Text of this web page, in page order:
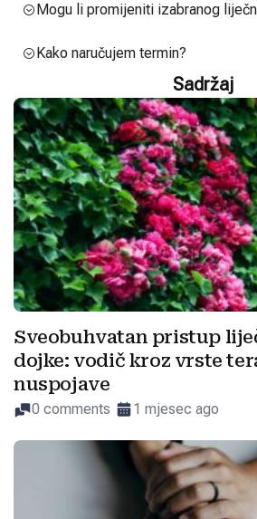
Mogu li promijeniti izabranog
Kako naručujem termin?
Sadržaj
Sveobuhvatan pristup
dojke: vodič kroz vrste
nuspojave
0 comments 1 mjesec ago